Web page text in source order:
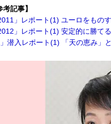
記事】
」レポート(1) ユーロをもの
」レポート(1) 安定的に勝て
潜入レポート(1) 「天の恵み」